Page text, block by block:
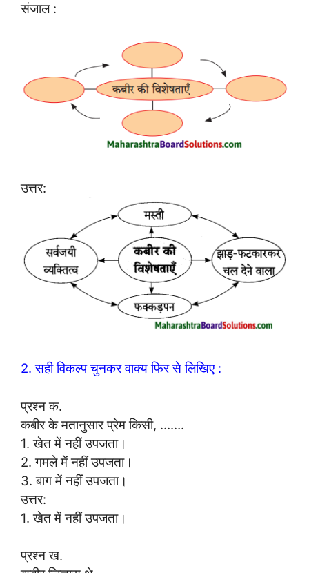
संजाल :
उत्तर:
2. सही विकल्प चुनकर वाक्य फिर से लिखिए :
प्रश्न क.
कबीर के मतानुसार प्रेम किसी, …….
1. खेत में नहीं उपजता।
2. गमले में नहीं उपजता।
3. बाग में नहीं उपजता।
उत्तर:
1. खेत में नहीं उपजता।
प्रश्न ख.